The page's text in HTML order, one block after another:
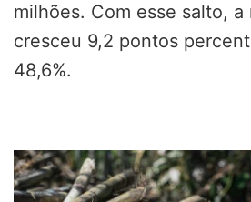
milhões. Com esse salto, a
cresceu 9,2 pontos
48,6%.